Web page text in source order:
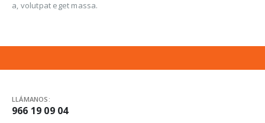
a, volutpat eget massa.
LLÁMANOS:
966 19 09 04